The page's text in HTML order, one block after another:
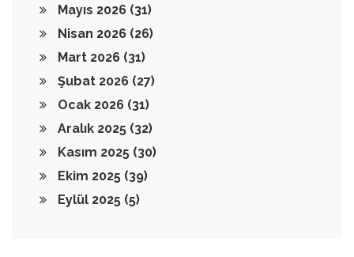
Mayıs 2026 (31)
Nisan 2026 (26)
Mart 2026 (31)
Şubat 2026 (27)
Ocak 2026 (31)
Aralık 2025 (32)
Kasım 2025 (30)
Ekim 2025 (39)
Eylül 2025 (5)